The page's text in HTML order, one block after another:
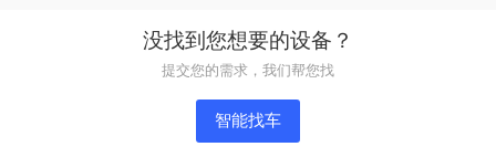
没找到您想要的设备？
提交您的需求，我们帮您找
智能找车